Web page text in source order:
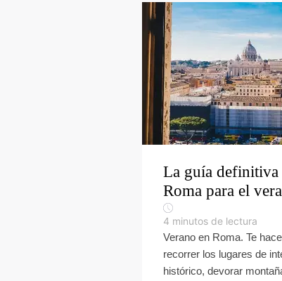
La guía definitiva
Roma para el
4 minutos de lectura
Verano en Roma. Te
recorrer los lugares de
histórico, devorar